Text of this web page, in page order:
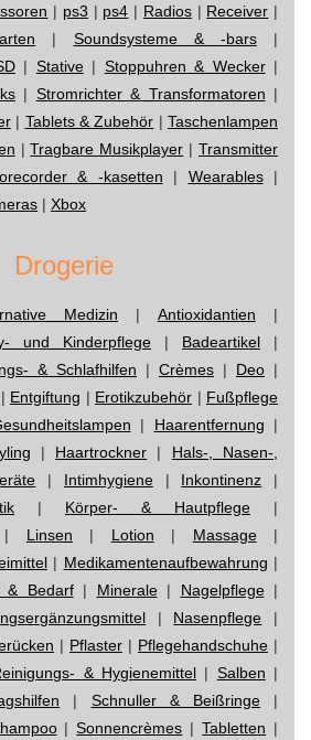
| ps3 | ps4 | Radios| Receiver |
| Soundsysteme & -bars|
| Stative| Stoppuhren & Wecker|
| Stromrichter & Transformatoren |
| Tablets & Zubehör | Taschenlampen
|Tragbare Musikplayer | Transmitter
& -kasetten | Wearables|
| Xbox
Drogerie
Medizin | Antioxidantien |
und Kinderpflege | Badeartikel |
& Schlafhilfen | Crèmes | Deo |
| Entgiftung | Erotikzubehör | Fußpflege
| Haarentfernung |
| Haartrockner | Hals-, Nasen-,
| Intimhygiene| Inkontinenz |
| Körper- & Hautpflege |
Linsen | Lotion | Massage|
| Medikamentenaufbewahrung |
& Bedarf| Minerale| Nagelpflege|
| Nasenpflege |
| Pflaster | Pflegehandschuhe |
& Hygienemittel | Salben |
| Schnuller & Beißringe|
|Sonnencrèmes |Tabletten |